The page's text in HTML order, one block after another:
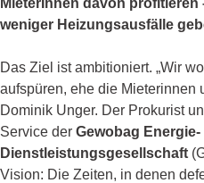
MieterInnen davon
weniger Heizungsausfälle
Das Ziel ist ambitioniert. „Wir
aufspüren, ehe die Mieterinnen
Dominik Unger. Der Prokurist
Service der Gewobag Energie-
Dienstleistungsgesellschaft
Vision: Die Zeiten, in denen